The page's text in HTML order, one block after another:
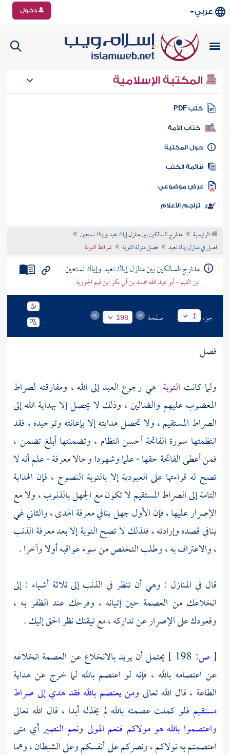
عربي دخول
المكتبة الإسلامية
كتب PDF
كتاب الأمة
المكتبة
الكتب
موضوعي
تراجم الأعلام
الرئيسية
مدارج السالكين بين منازل إياك نعبد وإياك نستعين
فصل في منازل إياك نعبد
فصل منزلة التوبة شرائط التوبة
مدارج السالكين بين منازل إياك نعبد وإياك نستعين
ابن القيم - أبو عبد الله محمد بن أبي بكر ابن قيم الجوزية
جزء 1 صفحة 198
فصل
ولما كانت التوبة هي رجوع العبد إلى الله ، ومفارقته لصراط
المغضوب عليهم والضالين ، وذلك لا يحصل إلا بهداية الله إلى
الصراط المستقيم ، ولا تحصل هدايته إلا بإعانته وتوحيده ، فقد
انتظمتها سورة الفاتحة أحسن انتظام ، وتضمنتها أبلغ تضمن ،
فمن أعطى الفاتحة حقها - علما وشهودا وحالا معرفة - علم أنه لا
تصح له قراءتها على العبودية إلا بالتوبة النصوح ، فإن الهداية
التامة إلى الصراط المستقيم لا تكون مع الجهل بالذنوب ، ولا مع
الإصرار عليها ، فإن الأول جهل ينافي معرفة الهدى ، والثاني غي
ينافي قصده وإرادته ، فلذلك لا تصح التوبة إلا بعد معرفة الذنب
، والاعتراف به ، وطلب التخلص من سوء عواقبه أولا وآخرا .
قال في المنازل : وهي أن تنظر في الذنب إلى ثلاثة أشياء : إلى
انخلاعك من العصمة حين إتيانه ، وفرحك عند الظفر به ،
وقعودك على الإصرار عن تداركه ، مع تيقنك نظر الحق إليك .
[ص:
يحتمل أن يريد بالانخلاع عن العصمة انخلاعه
عن اعتصامه بالله ، فإنه لو اعتصم بالله لما خرج عن هداية
الطاعة ، قال الله تعالى ومن يعتصم بالله فقد هدي إلى صراط
مستقيم فلو كملت عصمته بالله لم يخذله أبدا ، قال الله تعالى
واعتصموا بالله هو مولاكم فنعم المولى ونعم النصيرأي متى
اعتصمتم به تولاكم ، ونصركم على أنفسكم وعلى الشيطان ، وهما